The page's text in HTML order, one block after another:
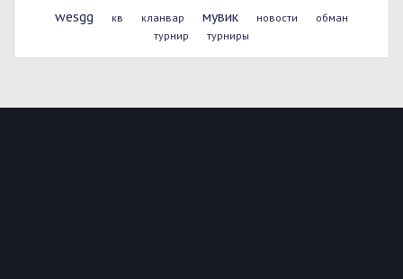
wesgg кв кланвар мувик новости
обман
турнир
турниры